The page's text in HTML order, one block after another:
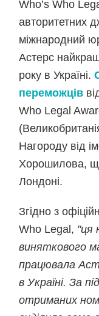
Who’s Who
авторитетних
міжнародний
Астерс
року в Україні.
переможців
Who Legal
Нагороду від
Хорошилова,
Лондоні.
Згідно з
Who Legal, "ця
виняткового
працювала
в Україні. За
отриманих